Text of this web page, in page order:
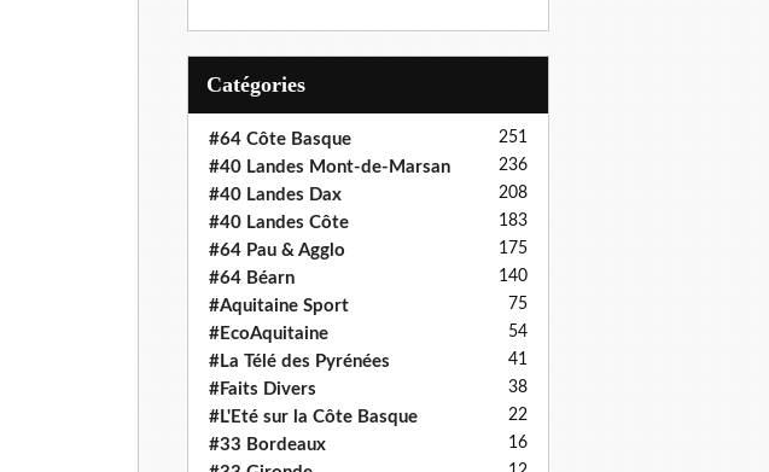
Catégories
#64 Côte Basque 251
#40 Landes Mont-de-Marsan 236
#40 Landes Dax 208
#40 Landes Côte 183
#64 Pau & Agglo 175
#64 Béarn 140
#Aquitaine Sport 75
#EcoAquitaine 54
#La Télé des Pyrénées 41
#Faits Divers 38
#L'Eté sur la Côte Basque 22
#33 Bordeaux 16